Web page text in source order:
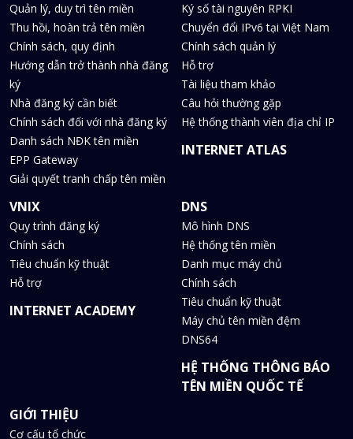
Quản lý, duy trì tên miền
Thu hồi, hoàn trả tên miền
Chính sách, quy định
Hướng dẫn trở thành nhà đăng
ký
Nhà đăng ký cần biết
Chính sách đối với nhà đăng ký
Danh sách NĐK tên miền
EPP Gateway
Giải quyết tranh chấp tên miền
Ký số tài nguyên RPKI
Chuyển đổi IPv6 tại Việt Nam
Chính sách quản lý
Hỗ trợ
Tài liệu tham khảo
Câu hỏi thường gặp
Hệ thống thành viên địa chỉ IP
INTERNET ATLAS
VNIX
Quy trình đăng ký
Chính sách
Tiêu chuẩn kỹ thuật
Hỗ trợ
INTERNET ACADEMY
DNS
Mô hình DNS
Hệ thống tên miền
Danh mục máy chủ
Chính sách
Tiêu chuẩn kỹ thuật
Máy chủ tên miền đệm
DNS64
HỆ THỐNG THÔNG BÁO
TÊN MIỀN QUỐC TẾ
GIỚI THIỆU
Cơ cấu tổ chức